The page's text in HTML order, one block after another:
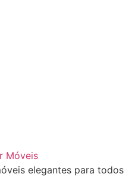
elegantes para todos